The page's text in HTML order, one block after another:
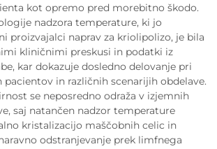
kot opremo pred morebitno škodo.
nadzora temperature, ki jo
proizvajalci naprav za kriolipolizo, je bila
kliničnimi preskusi in podatki iz
kar dokazuje dosledno delovanje pri
pacientov in različnih scenarijih obdelave.
se neposredno odraža v izjemnih
saj natančen nadzor temperature
kristalizacijo maščobnih celic in
odstranjevanje prek limfnega